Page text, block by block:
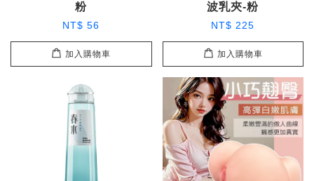
粉
NT$ 56
加入購物車
波乳夾-粉
NT$ 225
加入購物車